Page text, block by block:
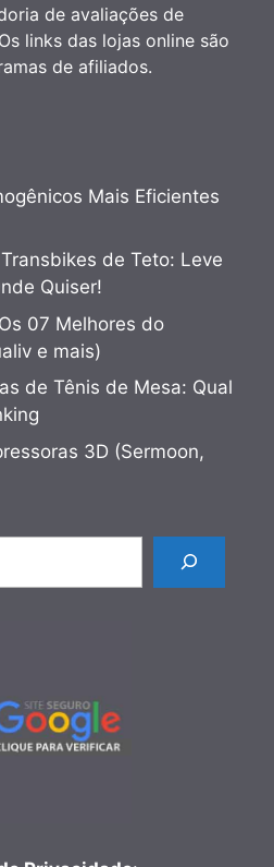
de avaliações de
links das lojas online são
de afiliados.
Mais Eficientes
de Teto: Leve
Quiser!
07 Melhores do
e mais)
de Tênis de Mesa: Qual
3D (Sermoon,